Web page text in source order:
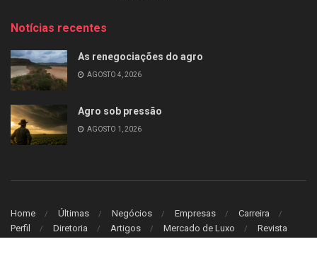
Notícias recentes
As renegociações do agro
AGOSTO 4, 2026
Agro sob pressão
AGOSTO 1, 2026
Home Últimas Negócios Empresas
Carreira
Perfil
Diretoria Artigos Mercado de Luxo Revista